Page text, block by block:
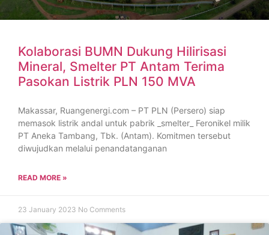
Kolaborasi BUMN Dukung Hilirisasi
Mineral, Smelter PT Antam Terima
Pasokan Listrik PLN 150 MVA
Makassar, Ruangenergi.com – PT PLN (Persero) siap
memasok listrik andal untuk pabrik _smelter_ Feronikel milik
PT Aneka Tambang, Tbk. (Antam). Komitmen tersebut
diwujudkan melalui penandatanganan
READ MORE »
23 January 2023 No Comments